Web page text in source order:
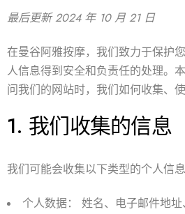
最后更新2024 年 10 月 21 日
在曼谷阿雅按摩，我们致力于保护
人信息得到安全和负责任的处理。
问我们的网站时，我们如何收集、
1. 我们收集的信息
我们可能会收集以下类型的个人信息
个人数据：
姓名、电子邮件地